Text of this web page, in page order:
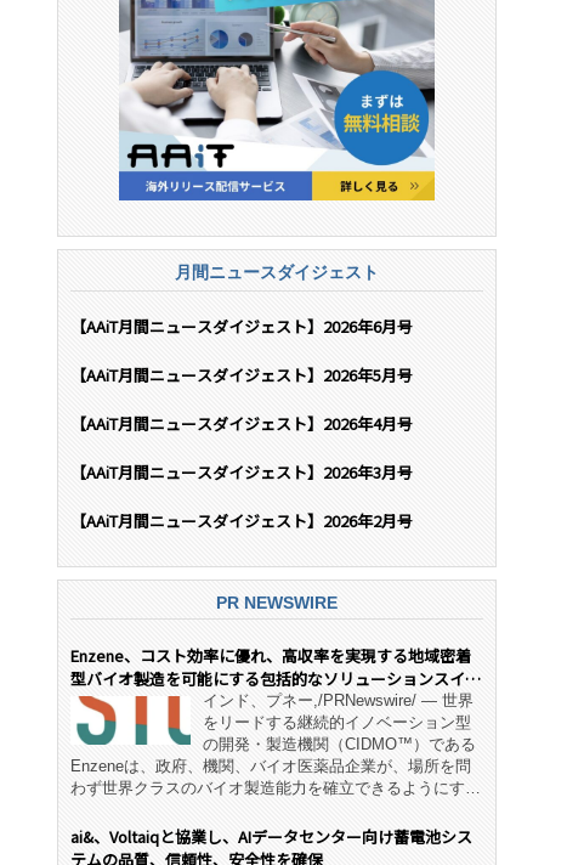
月間ニュースダイジェスト
【AAiT月間ニュースダイジェスト】2026年6月号
【AAiT月間ニュースダイジェスト】2026年5月号
【AAiT月間ニュースダイジェスト】2026年4月号
【AAiT月間ニュースダイジェスト】2026年3月号
【AAiT月間ニュースダイジェスト】2026年2月号
PR NEWSWIRE
Enzene、コスト効率に優れ、高収率を実現する地域密着
型バイオ製造を可能にする包括的なソリューションスイー
ト「NeX™」 をリリースインド、プネー,/PRNewswire/ — 世界
をリードする継続的イノベーション型
の開発・製造機関（CIDMO™）である
Enzeneは、政府、機関、バイオ医薬品企業が、場所を問
わず世界クラスのバイオ製造能力を確立できるようにす
デル「NeX™」の立ち上げを発表しました。 同社の実績
あるEnzeneX® fully‑connected continuous
ai&、Voltaiqと協業し、AIデータセンター向け蓄電池シス
テムの品質、信頼性、安全性を確保